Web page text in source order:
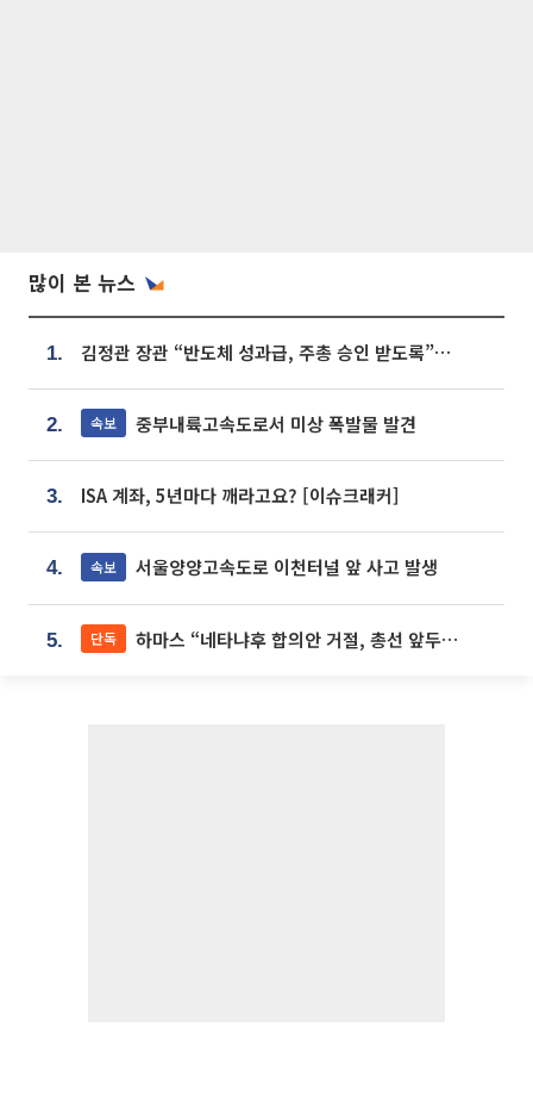
많이 본 뉴스
1. 김정관 장관 “반도체 성과급, 주총 승인 받도록”…상법·자본시장법 개정 시사
2. 속보 중부내륙고속도로서 미상 폭발물 발견
3. ISA 계좌, 5년마다 깨라고요? [이슈크래커]
4. 속보 서울양양고속도로 이천터널 앞 사고 발생
5. 단독 하마스 “네타냐후 합의안 거절, 총선 앞두고 시간 끌기”